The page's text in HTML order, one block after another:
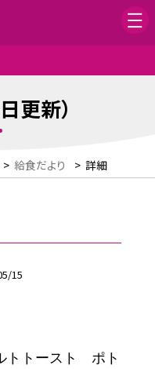
更新）
> 給食だより > 詳細
15
トトースト ポト